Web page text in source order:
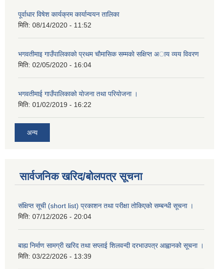
पूर्वाधार विषेश कार्यक्रम कार्यान्वयन तालिका
मिति: 08/14/2020 - 11:52
भगवतीमाइ गाउँपालिकाकाे प्रथम चाैमासिक सम्मकाे सक्षिप्त अाय व्यय विवरण
मिति: 02/05/2020 - 16:04
भगवतीमाई गाउँपालिकाको याेजना तथा परियाेजना ।
मिति: 01/02/2019 - 16:22
अन्य
सार्वजनिक खरिद/बोलपत्र सूचना
संक्षिप्त सूची (short list) प्रकाशन तथा परीक्षा तोकिएको सम्बन्धी सूचना ।
मिति: 07/12/2026 - 20:04
बाह्य निर्माण सामग्री खरिद तथा सप्लाई शिलवन्दी दरभाउपत्र आह्वानको सूचना ।
मिति: 03/22/2026 - 13:39